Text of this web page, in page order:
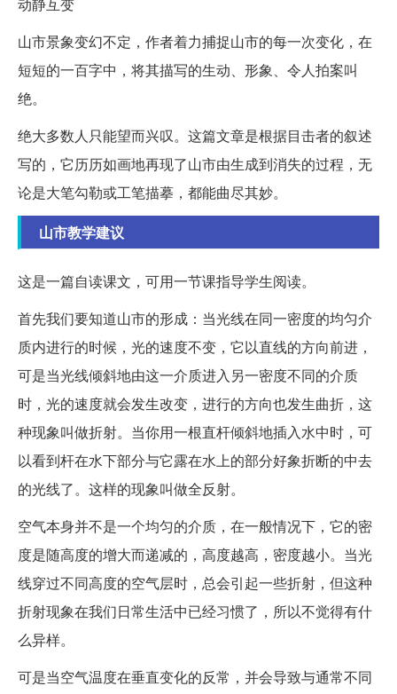
动静互变
山市景象变幻不定，作者着力捕捉山市的每一次变化，在
短短的一百字中，将其描写的生动、形象、令人拍案叫
绝。
绝大多数人只能望而兴叹。这篇文章是根据目击者的叙述
写的，它历历如画地再现了山市由生成到消失的过程，无
论是大笔勾勒或工笔描摹，都能曲尽其妙。
山市教学建议
这是一篇自读课文，可用一节课指导学生阅读。
首先我们要知道山市的形成：当光线在同一密度的均匀介
质内进行的时候，光的速度不变，它以直线的方向前进，
可是当光线倾斜地由这一介质进入另一密度不同的介质
时，光的速度就会发生改变，进行的方向也发生曲折，这
种现象叫做折射。当你用一根直杆倾斜地插入水中时，可
以看到杆在水下部分与它露在水上的部分好象折断的中去
的光线了。这样的现象叫做全反射。
空气本身并不是一个均匀的介质，在一般情况下，它的密
度是随高度的增大而递减的，高度越高，密度越小。当光
线穿过不同高度的空气层时，总会引起一些折射，但这种
折射现象在我们日常生活中已经习惯了，所以不觉得有什
么异样。
可是当空气温度在垂直变化的反常，并会导致与通常不同